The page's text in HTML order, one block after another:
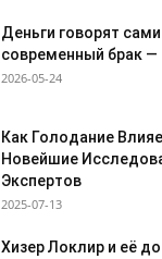
Деньги говорят
современный брак —
2026-05-24
Как Голодание
Новейшие
Экспертов
2025-07-13
Хизер Локлир и её